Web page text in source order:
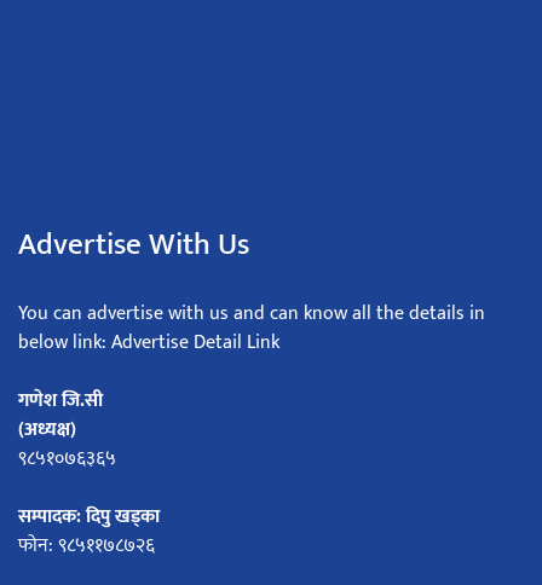
Advertise With Us
You can advertise with us and can know all the details in
below link: Advertise Detail Link
गणेश जि.सी
(अध्यक्ष)
९८५१०७६३६५
सम्पादक: दिपु खड्का
फोन: ९८५११७८७२६